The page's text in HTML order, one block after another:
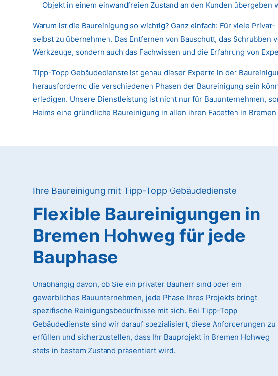
Objekt in einem einwandfreien Zustand an den Kunden
Warum ist die Baureinigung so wichtig? Ganz einfach: Für viele
selbst zu übernehmen. Das Entfernen von Bauschutt, das
Werkzeuge, sondern auch das Fachwissen und die Erfahrung von
Tipp-Topp Gebäudedienste ist genau dieser Experte in der
herausfordernd die verschiedenen Phasen der Baureinigung sein
erledigen. Unsere Dienstleistung ist nicht nur für Bauunternehmen,
Heims eine gründliche Baureinigung in allen ihren Facetten in
Ihre Baureinigung mit Tipp-Topp Gebäudedienste
Flexible Baureinigungen in
Bremen Hohwegfür jede
Bauphase
Unabhängig davon, ob Sie ein privater Bauherr sind oder ein
gewerbliches Bauunternehmen, jede Phase Ihres Projekts bringt
spezifische Reinigungsbedürfnisse mit sich. Bei Tipp-Topp
Gebäudedienste sind wir darauf spezialisiert, diese Anforderungen zu
erfüllen und sicherzustellen, dass Ihr Bauprojekt in Bremen Hohweg
stets in bestem Zustand präsentiert wird.